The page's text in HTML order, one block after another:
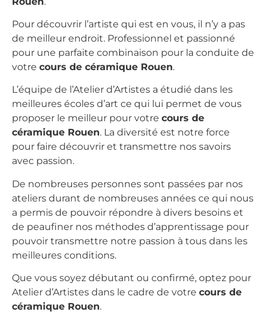
Pour découvrir l’artiste qui est en vous, il n’y a pas
de meilleur endroit. Professionnel et passionné
pour une parfaite combinaison pour la conduite de
votre cours de céramique Rouen.
L’équipe de l’Atelier d’Artistes a étudié dans les
meilleures écoles d’art ce qui lui permet de vous
proposer le meilleur pour votre cours de
céramique Rouen. La diversité est notre force
pour faire découvrir et transmettre nos savoirs
avec passion.
De nombreuses personnes sont passées par nos
ateliers durant de nombreuses années ce qui nous
a permis de pouvoir répondre à divers besoins et
de peaufiner nos méthodes d’apprentissage pour
pouvoir transmettre notre passion à tous dans les
meilleures conditions.
Que vous soyez débutant ou confirmé, optez pour
Atelier d’Artistes dans le cadre de votre cours de
céramique Rouen.